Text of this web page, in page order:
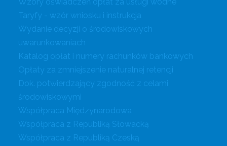
Taryfy - wzór wniosku i instrukcja
Wydanie decyzji o środowiskowych
uwarunkowaniach
Katalog opłat i numery rachunków bankowych
Opłaty za zmniejszenie naturalnej retencji
Dok. potwierdzający zgodność z celami
środowiskowymi
Współpraca Międzynarodowa
Współpraca z Republiką Słowacką
Współpraca z Republiką Czeską